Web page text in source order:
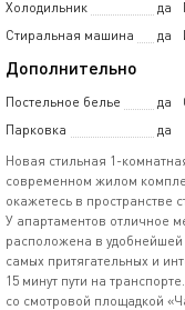
Холодильник
да
Стиральная машина
да
Дополнительно
Постельное белье да
Парковка
да
Новая стильная 1-
современном жилом
окажетесь в пространстве
У апартаментов отличное
расположена в удобнейшей
самых притягательных и
15 минут пути на
со смотровой площадкой